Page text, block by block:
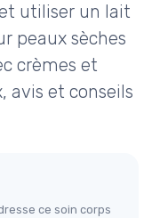
utiliser un lait
peaux sèches
crèmes et
avis et conseils
ce soin corps